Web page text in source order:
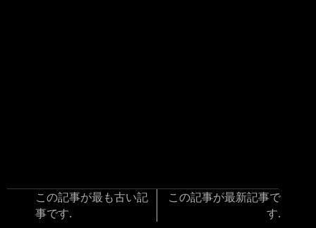
この記事が最も古い記
事です.
この記事が最新記事で
す.